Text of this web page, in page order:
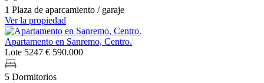
1 Plaza de aparcamiento / garaje
Ver la propiedad
Apartamento en Sanremo, Centro.
Lote 5247 € 590.000
5 Dormitorios